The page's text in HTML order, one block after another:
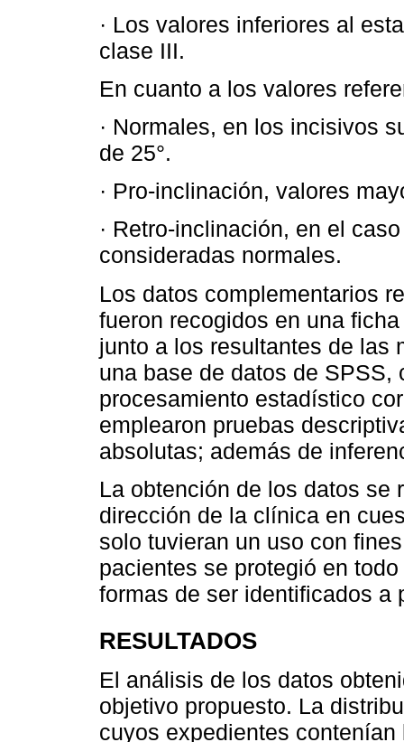
· Los valores inferiores al
clase III.
En cuanto a los valores
· Normales, en los incisivos
de 25°.
· Pro-inclinación, valores
· Retro-inclinación, en el
consideradas normales.
Los datos complementarios
fueron recogidos en una
junto a los resultantes de las
una base de datos de
procesamiento estadístico
emplearon pruebas
absolutas; además de
La obtención de los datos se
dirección de la clínica en
solo tuvieran un uso con
pacientes se protegió en
formas de ser identificados a
RESULTADOS
El análisis de los datos
objetivo propuesto. La
cuyos expedientes